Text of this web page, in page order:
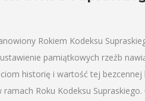
Rokiem Kodeksu
pamiątkowych rzeźb
historię i wartość tej
Roku Kodeksu